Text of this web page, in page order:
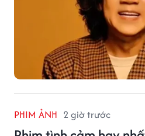
PHIM ẢNH 2 giờ trước